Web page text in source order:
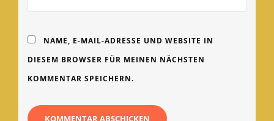
NAME, E-MAIL-ADRESSE UND WEBSITE IN
DIESEM BROWSER FÜR MEINEN NÄCHSTEN
KOMMENTAR SPEICHERN.